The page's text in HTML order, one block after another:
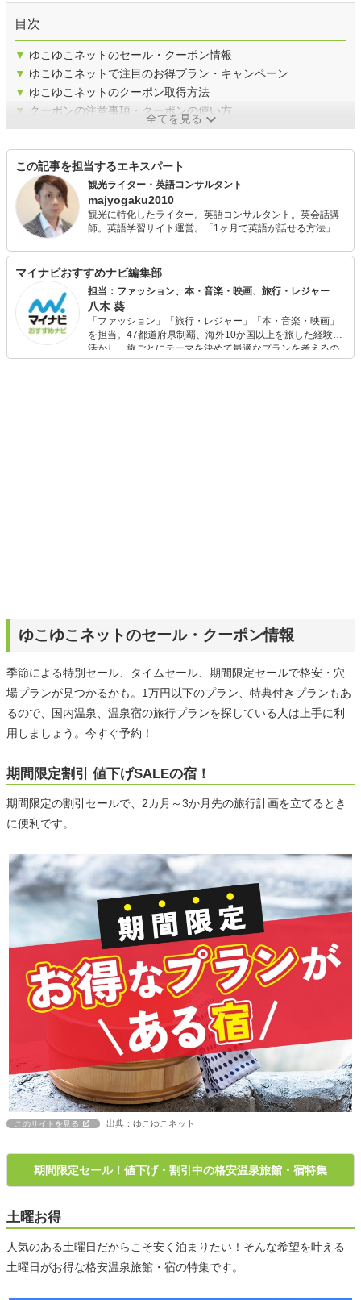
目次
▼ ゆこゆこネットのセール・クーポン情報
▼ ゆこゆこネットで注目のお得プラン・キャンペーン
▼ ゆこゆこネットのクーポン取得方法
▼ クーポンの注意事項・クーポンの使い方
全てを見る
この記事を担当するエキスパート
観光ライター・英語コンサルタント
majyogaku2010
観光に特化したライター。英語コンサルタント。英会話講
師。英語学習サイト運営。「1ヶ月で英語が話せる方法」を
ており、魅力がより一層引き立つ言葉を意識してコンテン
ツをお届けしています。日本三代名泉「下呂温泉」観光大
使、メディアで話題の観光スポットから極秘スポットまで
ご案内。 現在、「体から痛みを消す」世界唯一の技術習得
を目指して奮闘＆発信中。
マイナビおすすめナビ編集部
担当：ファッション、本・音楽・映画、旅行・レジャー
八木 葵
「ファッション」「旅行・レジャー」「本・音楽・映画」
を担当。47都道府県制覇、海外10か国以上を旅した経験を
活かし、旅ごとにテーマを決めて最適なプランを考えるの
が得意。また、アパレルショップでの販売経験もあり。誰
ゆこゆこネットのセール・クーポン情報
季節による特別セール、タイムセール、期間限定セールで格安・穴
場プランが見つかるかも。1万円以下のプラン、特典付きプランもあ
るので、国内温泉、温泉宿の旅行プランを探している人は上手に利
用しましょう。今すぐ予約！
期間限定割引 値下げSALEの宿！
期間限定の割引セールで、2カ月～3か月先の旅行計画を立てるとき
に便利です。
このサイトを見る 出典：ゆこゆこネット
期間限定セール！値下げ・割引中の格安温泉旅館・宿特集
土曜お得
人気のある土曜日だからこそ安く泊まりたい！そんな希望を叶える
土曜日がお得な格安温泉旅館・宿の特集です。